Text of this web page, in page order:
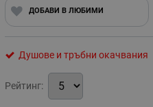
ДОБАВИ В ЛЮБИМИ
Душове и тръбни окачвания
Рейтинг: